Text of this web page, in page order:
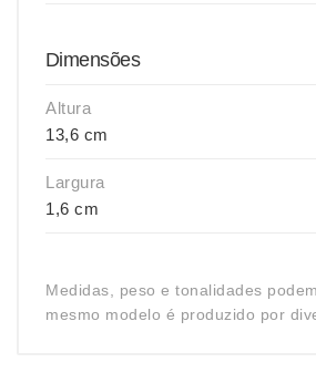
Dimensões
Altura
13,6 cm
Largura
1,6 cm
Medidas, peso e tonalidades
mesmo modelo é produzido por